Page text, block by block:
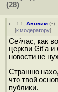
(28)
1.1 ,Аноним (-),
[к модератору]
Сейчас, как
церкви Git'a и
новости не
Страшно
что твой
публики.